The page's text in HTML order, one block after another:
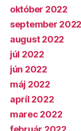
október 2022
september 2022
august 2022
júl 2022
jún 2022
máj 2022
apríl 2022
marec 2022